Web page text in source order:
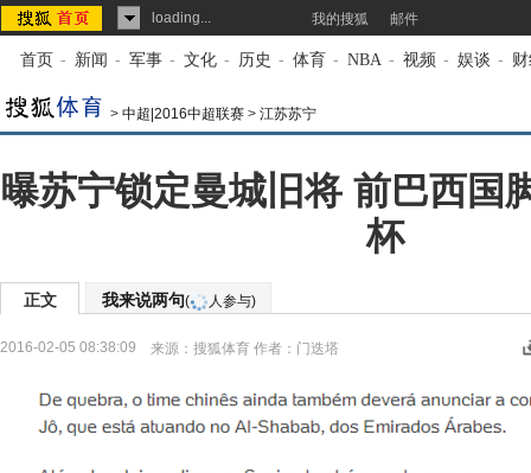
loading... 我的搜狐 邮件
首页 - 新闻 - 军事 - 文化 - 历史 - 体育 - NBA - 视频 - 娱谈 -
> 中超|2016中超联赛 > 江苏苏宁
曝苏宁锁定曼城旧将 前巴西国
杯
正文 我来说两句( 人参与)
2016-02-05 08:38:09 来源： 搜狐体育 作者：门迭塔